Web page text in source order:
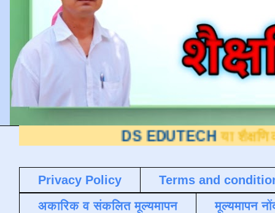
DS EDUTECH या शैक्षणिक
Privacy Policy
Terms and
अकारिक व संकलित मूल्यमापन
मूल्यमापन